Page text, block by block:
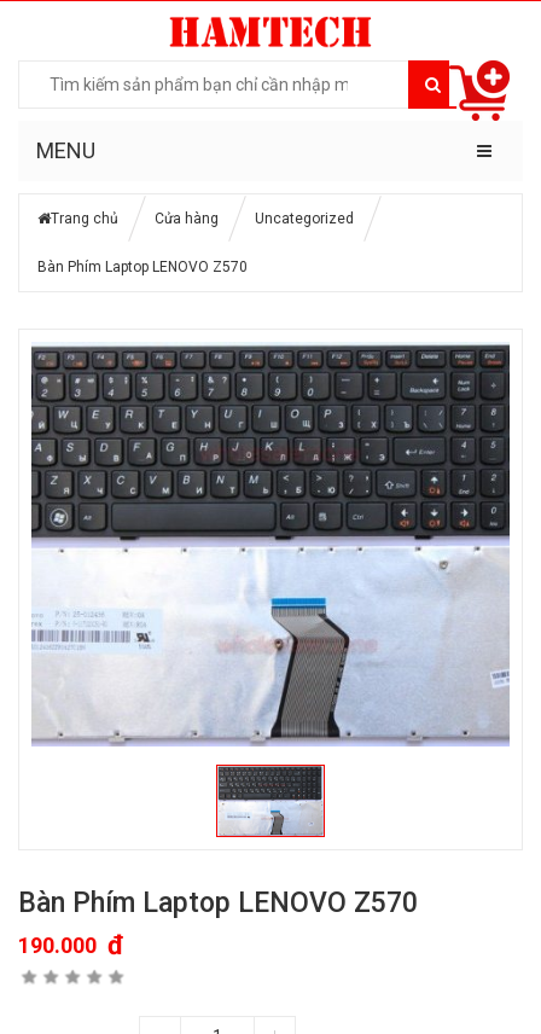
MENU
Trang chủ Cửa hàng Uncategorized
Bàn Phím Laptop LENOVO Z570
Bàn Phím Laptop LENOVO Z570
190.000 đ